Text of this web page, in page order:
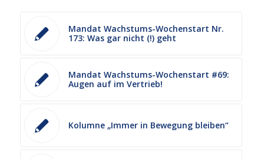
Mandat Wachstums-Wochenstart Nr.
173: Was gar nicht (!) geht
Mandat Wachstums-Wochenstart #69:
Augen auf im Vertrieb!
Kolumne „Immer in Bewegung bleiben“